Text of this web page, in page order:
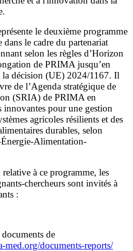
le deuxième programme
le cadre du partenariat
selon les règles d’Horizon
de PRIMA jusqu’en
décision (UE) 2024/1167. Il
de l’Agenda stratégique de
(SRIA) de PRIMA en
innovantes pour une gestion
agricoles résilients et des
durables, selon
Alimentation-
à ce programme, les
chercheurs sont invités à
:
documents de
med.org/documents-reports/